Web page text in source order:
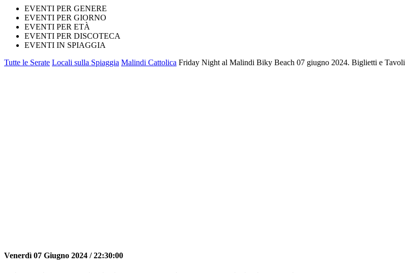
EVENTI PER GENERE
EVENTI PER GIORNO
EVENTI PER ETÀ
EVENTI PER DISCOTECA
EVENTI IN SPIAGGIA
Tutte le Serate Locali sulla Spiaggia Malindi Cattolica Friday Night al Malindi Biky Beach 07 giugno 2024. Biglietti e Tavoli
Venerdì 07 Giugno 2024 /22:30:00